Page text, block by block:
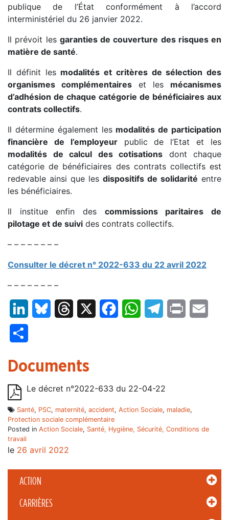
ACTION
CARRIÈRES
publique de l’État conformément à l’accord
interministériel du 26 janvier 2022.
Il prévoit les garanties de couverture des risques en
matière de santé.
Il définit les modalités et critères de sélection des
organismes complémentaires et les mécanismes
d’adhésion de chaque catégorie de bénéficiaires aux
contrats collectifs.
Il détermine également les modalités de participation
financière de l’employeurpublic de l’Etat et les
modalités de calcul des cotisations dont chaque
catégorie de bénéficiaires des contrats collectifs est
redevable ainsi que les dispositifs de solidarité entre
les bénéficiaires.
Il institue enfin des commissions paritaires de
pilotage et de suivi des contrats collectifs.
– – – – – – – –
Consulter le décret n° 2022-633 du 22 avril 2022
– – – – – – – –
LinkedInBluesky Threads FacebookWhatsAppTelegram
Print
Documents
Le décret n°2022-633 du 22-04-22
Santé, PSC, maternité, accident, Action Sociale, maladie,
Protection sociale complémentaire
Posted in Action Sociale, Santé, Hygiène, Sécurité, Conditions de
travail
le 26 avril 2022